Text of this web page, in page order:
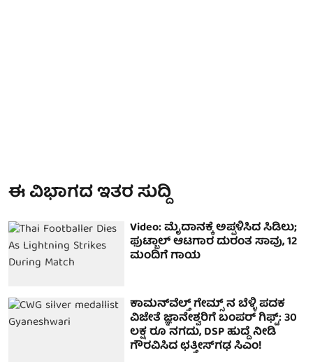
ಈ ವಿಭಾಗದ ಇತರ ಸುದ್ದಿ
Video: ಮೈದಾನಕ್ಕೆ ಅಪ್ಪಳಿಸಿದ ಸಿಡಿಲು;
ಫುಟ್ಬಾಲ್ ಆಟಗಾರ ದುರಂತ ಸಾವು, 12
ಮಂದಿಗೆ ಗಾಯ
ಕಾಮನ್‌ವೆಲ್ತ್ ಗೇಮ್ಸ್ ನ ಬೆಳ್ಳಿ ಪದಕ
ವಿಜೇತೆ ಜ್ಞಾನೇಶ್ವರಿಗೆ ಬಂಪರ್ ಗಿಫ್ಟ್: 30
ಲಕ್ಷ ರೂ ನಗದು, DSP ಹುದ್ದೆ ನೀಡಿ
ಗೌರವಿಸಿದ ಛತ್ತೀಸ್‌ಗಢ ಸಿಎಂ!